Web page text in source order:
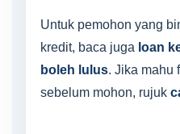
Untuk pemohon yang
kredit, baca juga loan
boleh lulus. Jika mahu
sebelum mohon, rujuk